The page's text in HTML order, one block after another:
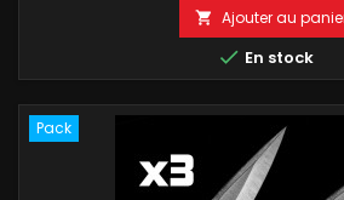
 Ajouter au
 En stock
Pack